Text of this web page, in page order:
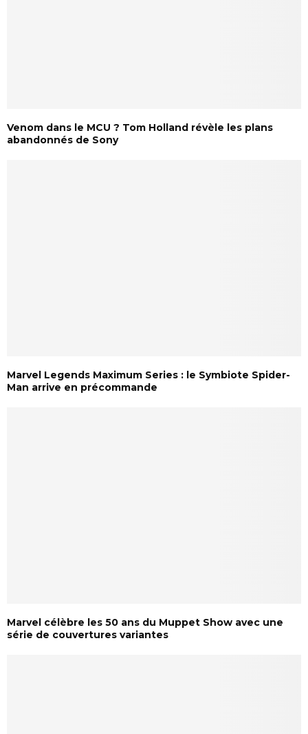
Venom dans le MCU ? Tom Holland révèle les plans
abandonnés de Sony
Marvel Legends Maximum Series : le Symbiote Spider-
Man arrive en précommande
Marvel célèbre les 50 ans du Muppet Show avec une
série de couvertures variantes